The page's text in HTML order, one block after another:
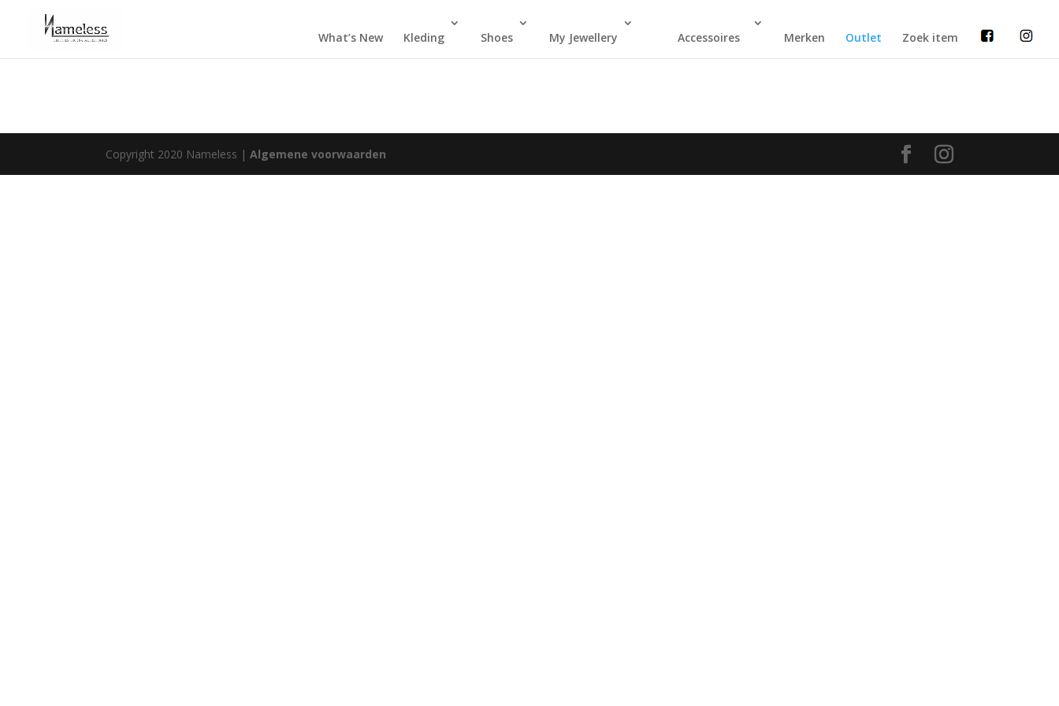
What’s New Kleding Shoes My Jewellery Accessoires Merken Outlet Zoek item
Copyright 2020 Nameless |Algemene voorwaarden